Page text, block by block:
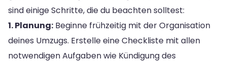
sind einige Schritte, die du beachten solltest:
1. Planung: Beginne frühzeitig mit der Organisation
deines Umzugs. Erstelle eine Checkliste mit allen
notwendigen Aufgaben wie Kündigung des